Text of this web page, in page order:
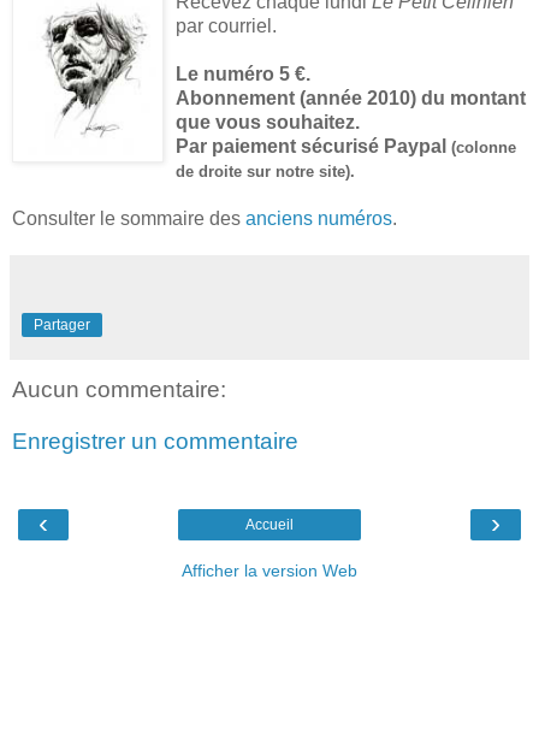
par courriel .
Le numéro 5 €.
Abonnement (année 2010) du montant
que vous souhaitez.
Par paiement sécurisé Paypal (colonne
de droite sur notre site).
Consulter le sommaire des anciens numéros.
Partager
Aucun commentaire:
Enregistrer un commentaire
‹ ›
Accueil
Afficher la version Web